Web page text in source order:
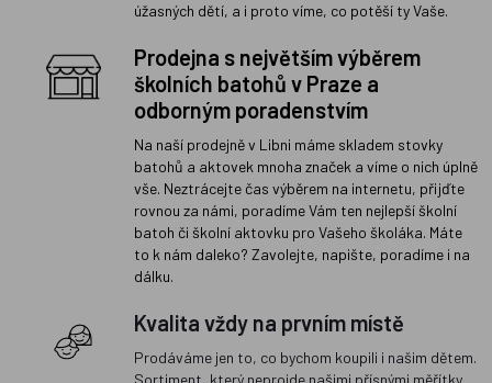
úžasných dětí, a i proto víme, co potěší ty Vaše.
Prodejna s největším výběrem
školních batohů v Praze a
odborným poradenstvím
Na naší prodejně v Libni máme skladem stovky
batohů a aktovek mnoha značek a víme o nich úplně
vše. Neztrácejte čas výběrem na internetu, přijďte
rovnou za námi, poradíme Vám ten nejlepší školní
batoh či školní aktovku pro Vašeho školáka. Máte
to k nám daleko? Zavolejte, napište, poradíme i na
dálku.
Kvalita vždy na prvním místě
Prodáváme jen to, co bychom koupili i našim dětem.